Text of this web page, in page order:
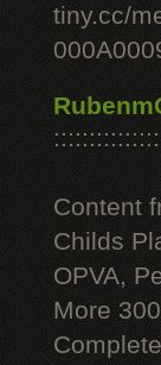
tiny.cc/
Content
Childs
OPVA,
More